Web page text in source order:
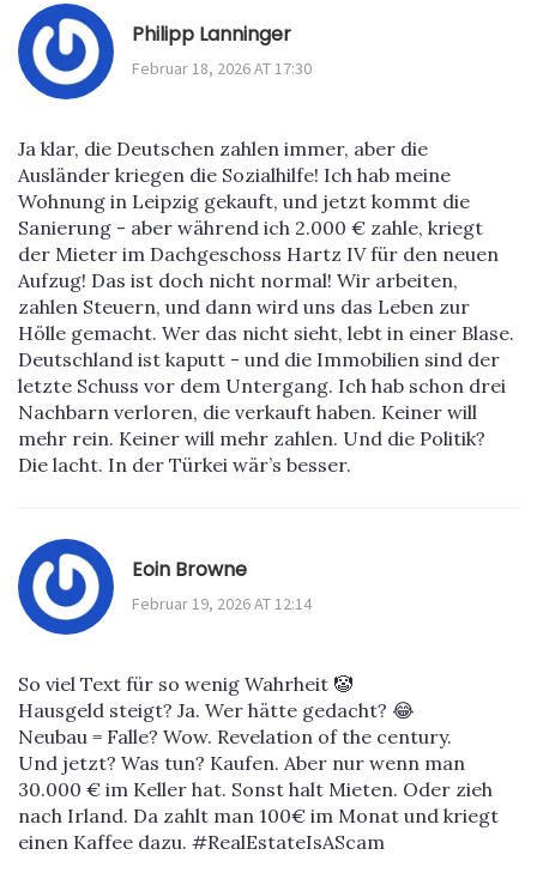
Philipp Lanninger
Februar 18, 2026 AT 17:30
Ja klar, die Deutschen zahlen immer, aber die
Ausländer kriegen die Sozialhilfe! Ich hab meine
Wohnung in Leipzig gekauft, und jetzt kommt die
Sanierung - aber während ich 2.000 € zahle, kriegt
der Mieter im Dachgeschoss Hartz IV für den neuen
Aufzug! Das ist doch nicht normal! Wir arbeiten,
zahlen Steuern, und dann wird uns das Leben zur
Hölle gemacht. Wer das nicht sieht, lebt in einer Blase.
Deutschland ist kaputt - und die Immobilien sind der
letzte Schuss vor dem Untergang. Ich hab schon drei
Nachbarn verloren, die verkauft haben. Keiner will
mehr rein. Keiner will mehr zahlen. Und die Politik?
Die lacht. In der Türkei wär’s besser.
Eoin Browne
Februar 19, 2026 AT 12:14
So viel Text für so wenig Wahrheit 🤡
Hausgeld steigt? Ja. Wer hätte gedacht? 😂
Neubau = Falle? Wow. Revelation of the century.
Und jetzt? Was tun? Kaufen. Aber nur wenn man
30.000 € im Keller hat. Sonst halt Mieten. Oder zieh
nach Irland. Da zahlt man 100€ im Monat und kriegt
einen Kaffee dazu. #RealEstateIsAScam